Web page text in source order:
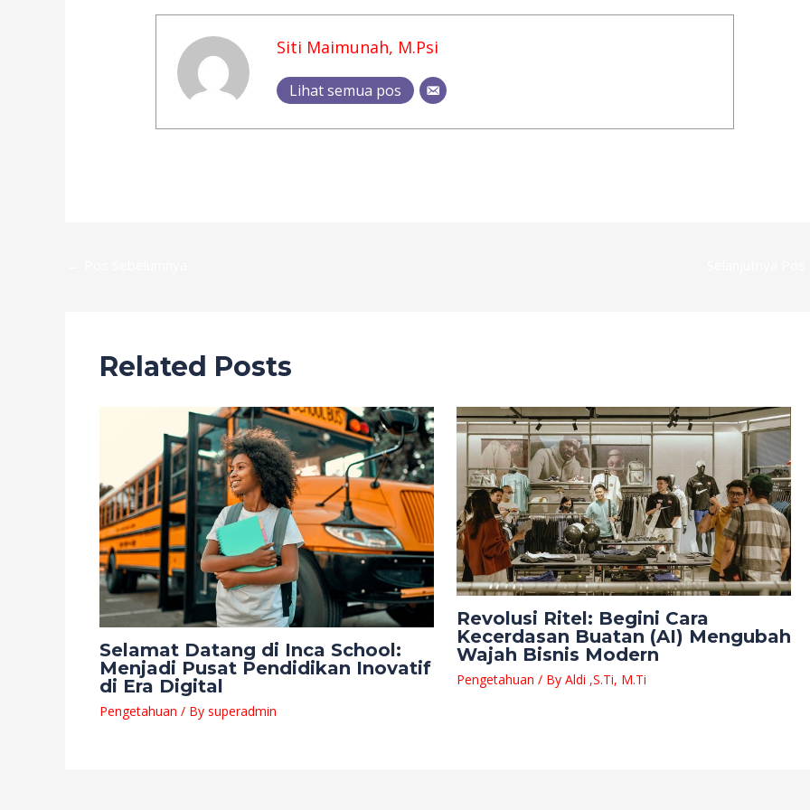
Siti Maimunah, M.Psi
Lihat semua pos
Related Posts
Selamat Datang di Inca School:
Menjadi Pusat Pendidikan Inovatif
di Era Digital
Pengetahuan / By superadmin
Revolusi Ritel: Begini Cara
Kecerdasan Buatan (AI) Mengubah
Wajah Bisnis Modern
Pengetahuan / By Aldi ,S.Ti, M.Ti